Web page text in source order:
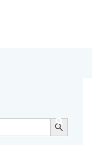
Search Button